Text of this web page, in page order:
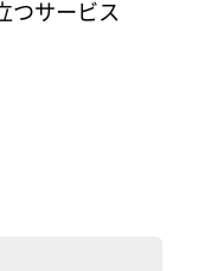
つサービス